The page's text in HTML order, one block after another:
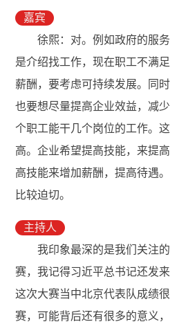
嘉宾
徐熙：对。例如政府的服
是介绍找工作，现在职工不满
薪酬，要考虑可持续发展。同
也要想尽量提高企业效益，减
个职工能干几个岗位的工作。
高。企业希望提高技能，来提
高技能来增加薪酬，提高待遇
比较迫切。
主持人
我印象最深的是我们关注
赛，我记得习近平总书记还发
这次大赛当中北京代表队成绩
赛，可能背后还有很多的意义